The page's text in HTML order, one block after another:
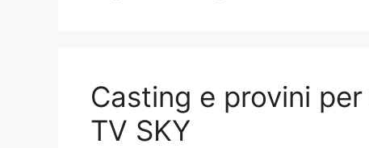
Casting e provini
TV SKY